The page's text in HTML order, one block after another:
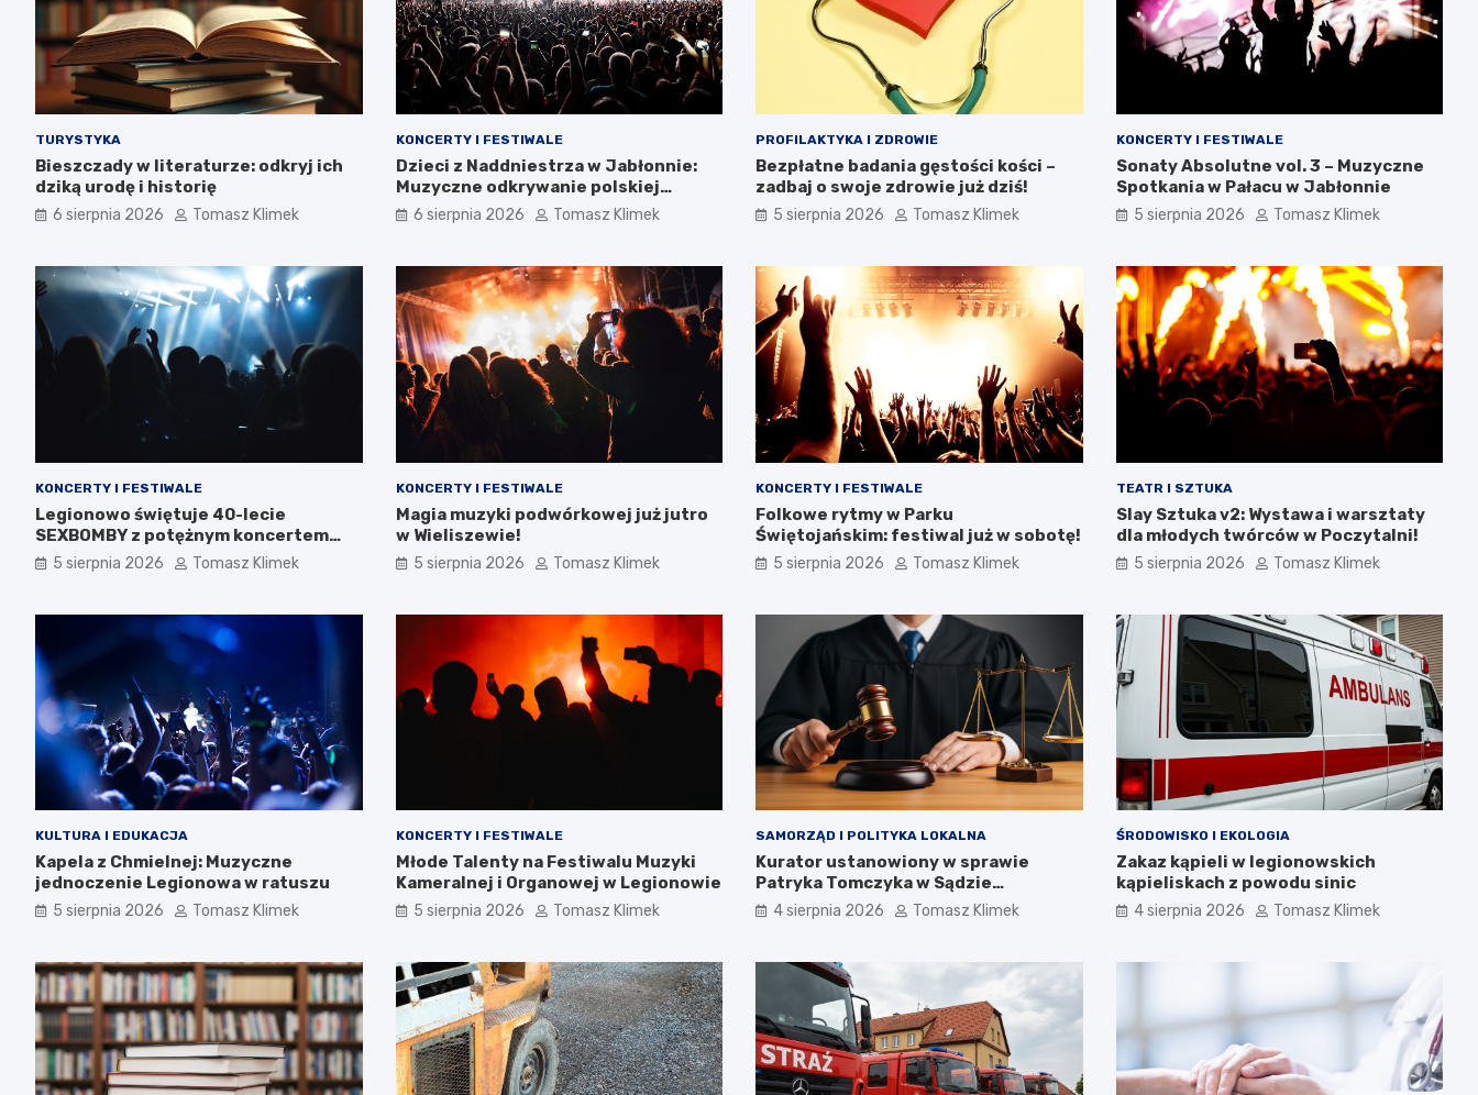
TURYSTYKA
Bieszczady w literaturze: odkryj ich
dziką urodę i historię
6 sierpnia 2026 Tomasz Klimek
KONCERTY I FESTIWALE
Dzieci z Naddniestrza w Jabłonnie:
Muzyczne odkrywanie polskiej
tożsamości
6 sierpnia 2026 Tomasz Klimek
PROFILAKTYKA I ZDROWIE
Bezpłatne badania gęstości kości –
zadbaj o swoje zdrowie już dziś!
5 sierpnia 2026 Tomasz Klimek
KONCERTY I FESTIWALE
Sonaty Absolutne vol. 3 – Muzyczne
Spotkania w Pałacu w Jabłonnie
5 sierpnia 2026 Tomasz Klimek
KONCERTY I FESTIWALE
Legionowo świętuje 40-lecie
SEXBOMBY z potężnym koncertem
punk rockowym!
5 sierpnia 2026 Tomasz Klimek
KONCERTY I FESTIWALE
Magia muzyki podwórkowej już jutro
w Wieliszewie!
5 sierpnia 2026 Tomasz Klimek
KONCERTY I FESTIWALE
Folkowe rytmy w Parku
Świętojańskim: festiwal już w sobotę!
5 sierpnia 2026 Tomasz Klimek
TEATR I SZTUKA
Slay Sztuka v2: Wystawa i warsztaty
dla młodych twórców w Poczytalni!
5 sierpnia 2026 Tomasz Klimek
KULTURA I EDUKACJA
Kapela z Chmielnej: Muzyczne
jednoczenie Legionowa w ratuszu
5 sierpnia 2026 Tomasz Klimek
KONCERTY I FESTIWALE
Młode Talenty na Festiwalu Muzyki
Kameralnej i Organowej w Legionowie
5 sierpnia 2026 Tomasz Klimek
SAMORZĄD I POLITYKA LOKALNA
Kurator ustanowiony w sprawie
Patryka Tomczyka w Sądzie
Rejonowym w Legionowie
4 sierpnia 2026 Tomasz Klimek
ŚRODOWISKO I EKOLOGIA
Zakaz kąpieli w legionowskich
kąpieliskach z powodu sinic
4 sierpnia 2026 Tomasz Klimek